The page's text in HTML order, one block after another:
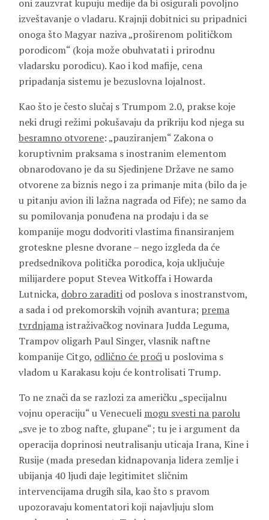
oni zauzvrat kupuju medije da bi osigurali povoljno
izveštavanje o vladaru. Krajnji dobitnici su pripadnici
onoga što Magyar naziva „proširenom političkom
porodicom“ (koja može obuhvatati i prirodnu
vladarsku porodicu). Kao i kod mafije, cena
pripadanja sistemu je bezuslovna lojalnost.
Kao što je često slučaj s Trumpom 2.0, prakse koje
neki drugi režimi pokušavaju da prikriju kod njega su
besramno otvorene: „pauziranjem“ Zakona o
koruptivnim praksama s inostranim elementom
obnarodovano je da su Sjedinjene Države ne samo
otvorene za biznis nego i za primanje mita (bilo da je
u pitanju avion ili lažna nagrada od Fife); ne samo da
su pomilovanja ponuđena na prodaju i da se
kompanije mogu dodvoriti vlastima finansiranjem
groteskne plesne dvorane – nego izgleda da će
predsednikova politička porodica, koja uključuje
milijardere poput Stevea Witkoffa i Howarda
Lutnicka, dobro zaraditi od poslova s inostranstvom,
a sada i od prekomorskih vojnih avantura; prema
tvrdnjamaistraživačkog novinara Judda Leguma,
Trampov oligarh Paul Singer, vlasnik naftne
kompanije Citgo, odlično će proćiu poslovima s
vladom u Karakasu koju će kontrolisati Trump.
To ne znači da se razlozi za američku „specijalnu
vojnu operaciju“ u Venecueli mogu svesti na parolu
„sve je to zbog nafte, glupane“; tu je i argument da
operacija doprinosi neutralisanju uticaja Irana, Kine i
Rusije (mada presedan kidnapovanja lidera zemlje i
ubijanja 40 ljudi daje legitimitet sličnim
intervencijama drugih sila, kao što s pravom
upozoravaju komentatori koji najavljuju slom